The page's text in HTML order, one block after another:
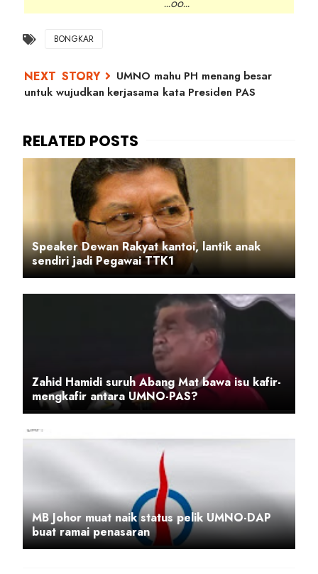
...oo...
BONGKAR
UMNO mahu PH menang besar
untuk wujudkan kerjasama kata Presiden PAS
Speaker Dewan Rakyat kantoi, lantik anak
sendiri jadi Pegawai TTK1
Zahid Hamidi suruh Abang Mat bawa isu kafir-
mengkafir antara UMNO-PAS?
MB Johor muat naik status pelik UMNO-DAP
buat ramai penasaran